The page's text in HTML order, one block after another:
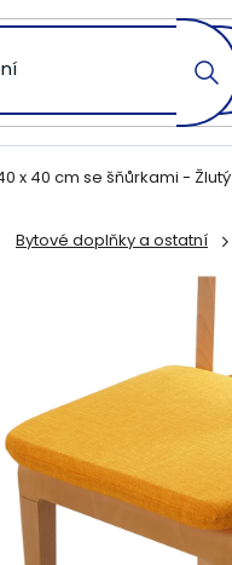
x 40 cm se šňůrkami - Žlutý
Bytové doplňky a ostatní